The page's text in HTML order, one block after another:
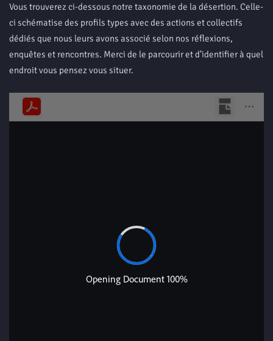
Vous trouverez ci-dessous notre taxonomie de la désertion. Celle-
ci schématise des profils types avec des actions et collectifs
dédiés que nous leurs avons associé selon nos réflexions,
enquêtes et rencontres. Merci de le parcourir et d’identifier à quel
endroit vous pensez vous situer.